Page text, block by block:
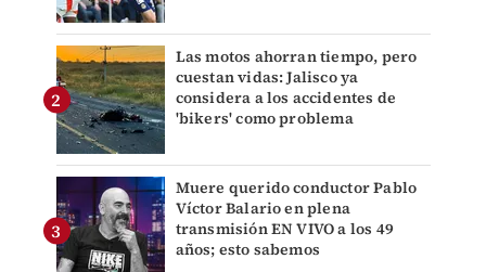
Las motos ahorran tiempo, pero
cuestan vidas: Jalisco ya
considera a los accidentes de
'bikers' como problema
Muere querido conductor Pablo
Víctor Balario en plena
transmisión EN VIVO a los 49
años; esto sabemos